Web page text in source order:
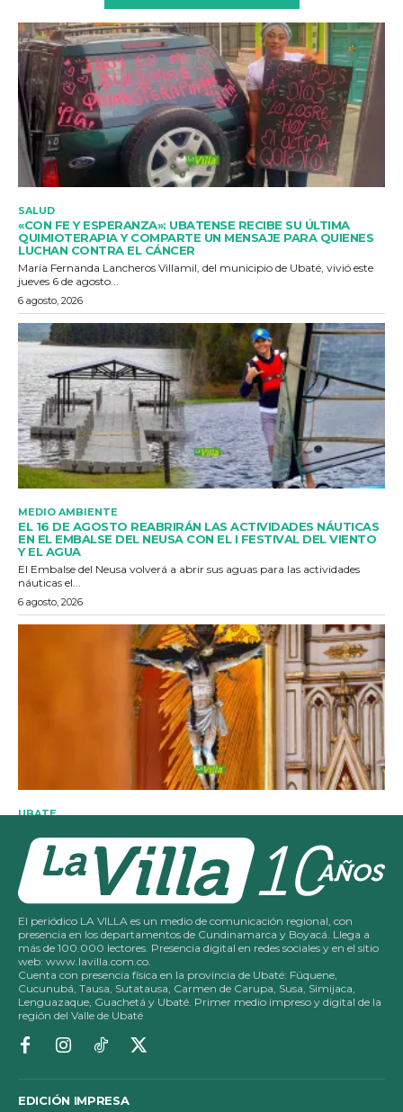
El periódico LA VILLA es un medio de comunicación regional, con
presencia en los departamentos de Cundinamarca y Boyacá. Llega a
más de 100.000 lectores. Presencia digital en redes sociales y en el sitio
web: www.lavilla.com.co.
Cuenta con presencia física en la provincia de Ubaté: Fúquene,
Cucunubá, Tausa, Sutatausa, Carmen de Carupa, Susa, Simijaca,
Lenguazaque, Guachetá y Ubaté. Primer medio impreso y digital de la
región del Valle de Ubaté
EDICIÓN IMPRESA